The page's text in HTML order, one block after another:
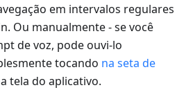
em intervalos regulares
Ou manualmente - se você
de voz, pode ouvi-lo
tocando na seta de
tela do aplicativo.